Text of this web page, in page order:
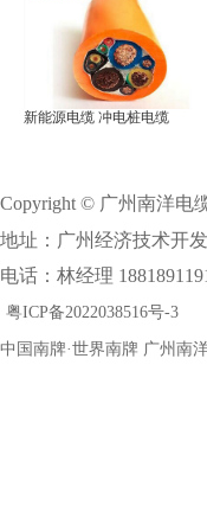
新能源电缆 冲电桩电缆
Copyright © 广州南洋电
地址：广州经济技术开
电话：林经理
粤ICP备2022038516号-3
中国南牌·世界南牌 广州南